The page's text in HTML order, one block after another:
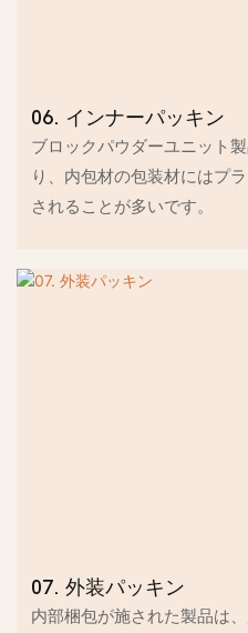
06. インナーパッキン
ブロックパウダーユニット
り、内包材の包装材にはプ
されることが多いです。
07. 外装パッキン
内部梱包が施された製品は